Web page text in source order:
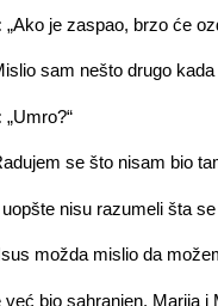
„Ako je zaspao, brzo će
sam nešto drugo
„Umro?“
se što nisam bio
nisu razumeli šta
možda mislio da
već bio sahranjen. Marija